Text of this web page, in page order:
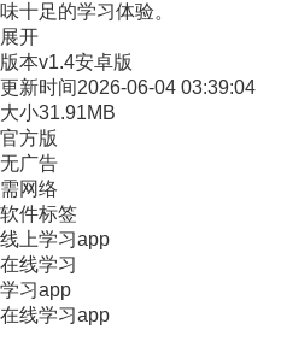
味十足的学习体验。
展开
版本v1.4安卓版
更新时间2026-06-04 03:39:04
大小31.91MB
官方版
无广告
需网络
软件标签
线上学习app
在线学习
学习app
在线学习app